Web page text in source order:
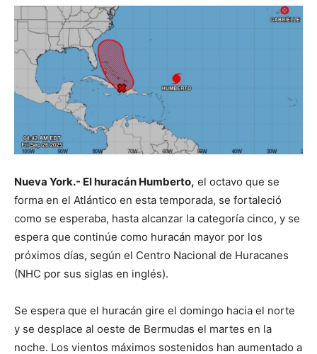
Nueva York.- El huracán Humberto, el octavo que se
forma en el Atlántico en esta temporada, se fortaleció
como se esperaba, hasta alcanzar la categoría cinco, y se
espera que continúe como huracán mayor por los
próximos días, según el Centro Nacional de Huracanes
(NHC por sus siglas en inglés).
Se espera que el huracán gire el domingo hacia el norte
y se desplace al oeste de Bermudas el martes en la
noche. Los vientos máximos sostenidos han aumentado a